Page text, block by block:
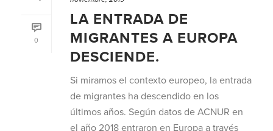
0
LA ENTRADA DE
MIGRANTES A EUROPA
DESCIENDE.
Si miramos el contexto europeo, la entrada
de migrantes ha descendido en los
últimos años. Según datos de ACNUR en
el año 2018 entraron en Europa a través